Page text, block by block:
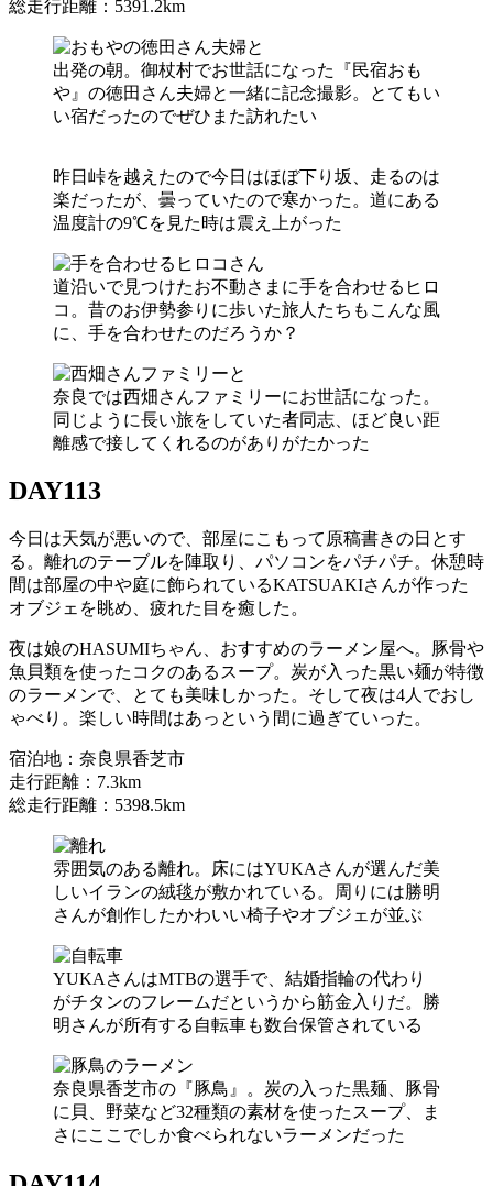
総走行距離：5391.2km
出発の朝。御杖村でお世話になった『民宿おも
や』の徳田さん夫婦と一緒に記念撮影。とてもい
い宿だったのでぜひまた訪れたい
昨日峠を越えたので今日はほぼ下り坂、走るのは
楽だったが、曇っていたので寒かった。道にある
温度計の9℃を見た時は震え上がった
道沿いで見つけたお不動さまに手を合わせるヒロ
コ。昔のお伊勢参りに歩いた旅人たちもこんな風
に、手を合わせたのだろうか？
奈良では西畑さんファミリーにお世話になった。
同じように長い旅をしていた者同志、ほど良い距
離感で接してくれるのがありがたかった
DAY113
今日は天気が悪いので、部屋にこもって原稿書きの日とす
る。離れのテーブルを陣取り、パソコンをパチパチ。休憩時
間は部屋の中や庭に飾られているKATSUAKIさんが作った
オブジェを眺め、疲れた目を癒した。
夜は娘のHASUMIちゃん、おすすめのラーメン屋へ。豚骨や
魚貝類を使ったコクのあるスープ。炭が入った黒い麺が特徴
のラーメンで、とても美味しかった。そして夜は4人でおし
ゃべり。楽しい時間はあっという間に過ぎていった。
宿泊地：奈良県香芝市
走行距離：7.3km
総走行距離：5398.5km
雰囲気のある離れ。床にはYUKAさんが選んだ美
しいイランの絨毯が敷かれている。周りには勝明
さんが創作したかわいい椅子やオブジェが並ぶ
YUKAさんはMTBの選手で、結婚指輪の代わり
がチタンのフレームだというから筋金入りだ。勝
明さんが所有する自転車も数台保管されている
奈良県香芝市の『豚鳥』。炭の入った黒麺、豚骨
に貝、野菜など32種類の素材を使ったスープ、ま
さにここでしか食べられないラーメンだった